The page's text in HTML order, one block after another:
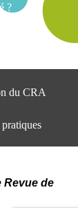
du CRA
Alpes
le Vinatier
Revue de
?